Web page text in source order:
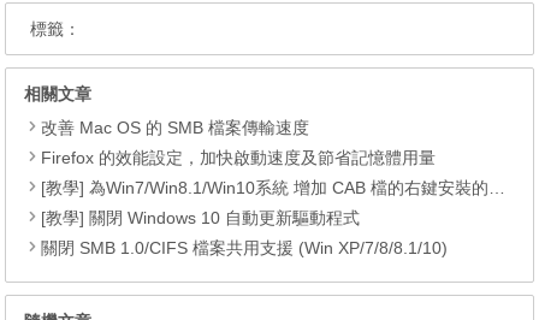
標籤：
相關文章
改善 Mac OS 的 SMB 檔案傳輸速度
Firefox 的效能設定，加快啟動速度及節省記憶體用量
[教學] 為Win7/Win8.1/Win10系統 增加 CAB 檔的右鍵安裝的功能
[教學] 關閉 Windows 10 自動更新驅動程式
關閉 SMB 1.0/CIFS 檔案共用支援 (Win XP/7/8/8.1/10)